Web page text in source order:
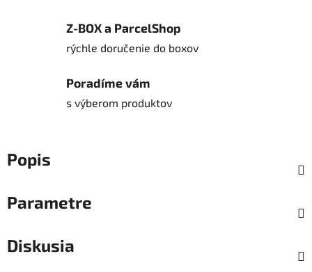
Z-BOX a ParcelShop
rýchle doručenie do boxov
Poradíme vám
s výberom produktov
Popis
Parametre
Diskusia